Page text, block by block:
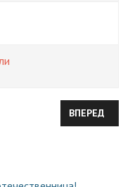
ДИФРАКЦИИ И… СНОВА
ВПЕРЕД